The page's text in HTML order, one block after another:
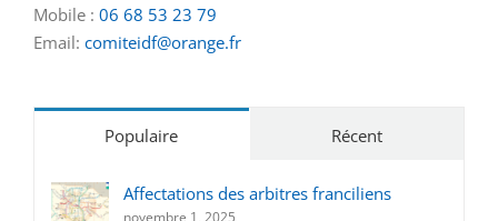
Mobile : 06 68 53 23 79
Email: comiteidf@orange.fr
Populaire Récent
Affectations des arbitres franciliens